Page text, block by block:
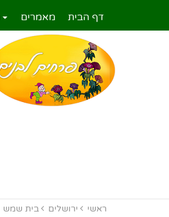
דף הבית מאמרים
ראשי ירושלים בית שמש